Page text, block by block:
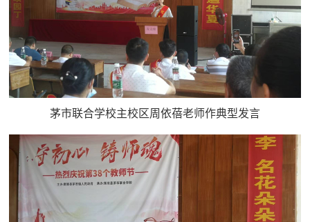
茅市联合学校主校区周依蓓老师作典型发言